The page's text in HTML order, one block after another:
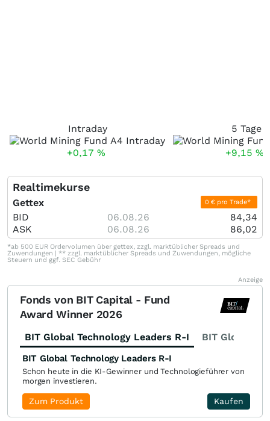
Intraday
+0,17 %
5 Tage
+9,15 %
Realtimekurse
Gettex 0 € pro Trade*
BID 06.08.26
84,34
ASK
06.08.26 86,02
*ab 500 EUR Ordervolumen über gettex, zzgl. marktüblicher Spreads und
Zuwendungen | ** zzgl. marktüblicher Spreads und Zuwendungen, mögliche
Steuern und ggf. SEC Gebühr
Anzeige
Fonds von BIT Capital - Fund
Award Winner 2026
BIT Global Technology Leaders R-I BIT Global
BIT Global Technology Leaders R-I
Schon heute in die KI-Gewinner und Technologieführer von
morgen investieren.
Kaufen
Zum Produkt